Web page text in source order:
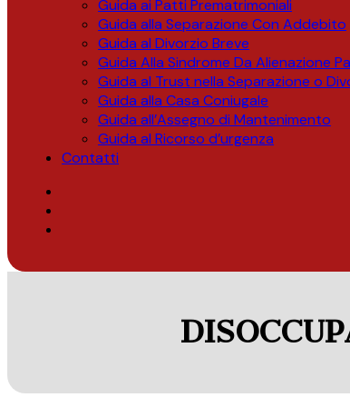
Guida ai Patti Prematrimoniali
Guida alla Separazione Con Addebito
Guida al Divorzio Breve
Guida Alla Sindrome Da Alienazione
Guida al Trust nella Separazione o
Guida alla Casa Coniugale
Guida all’Assegno di Mantenimento
Guida al Ricorso d’urgenza
Contatti